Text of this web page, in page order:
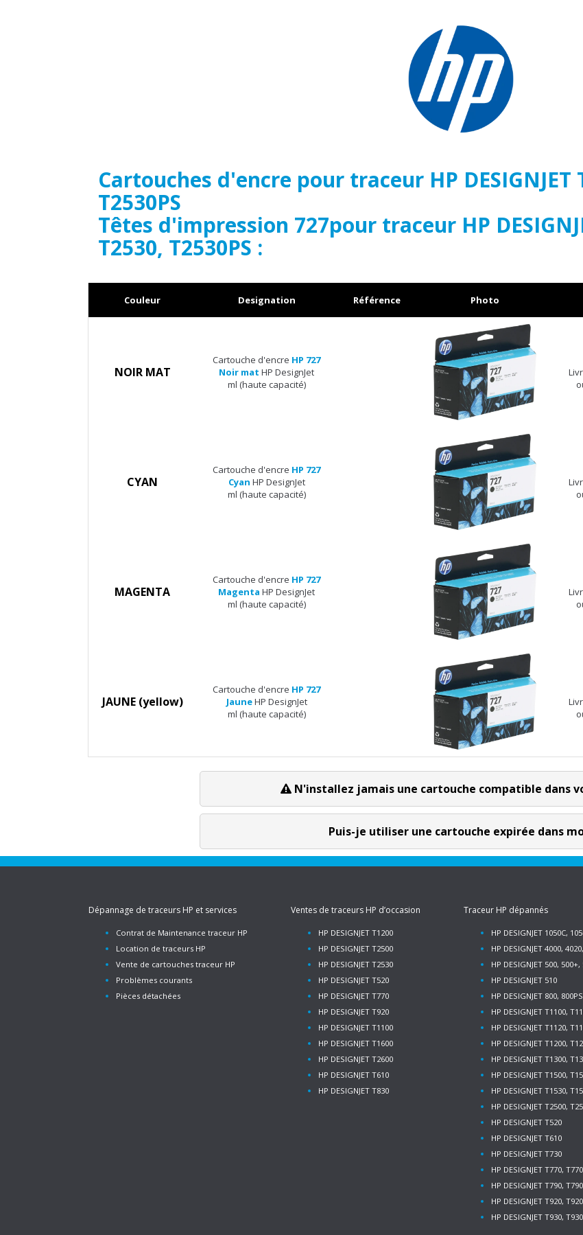
Cartouches d'encre pour traceur HP DESIGNJET
T2530PS
Têtes d'impression 727pour traceur HP
T2530, T2530PS :
Couleur Designation Référence Photo
NOIR MAT
Cartouche d'encre HP 727
Noir mat HP DesignJet
ml (haute capacité)
CYAN
Cartouche d'encre HP 727
Cyan HP DesignJet
ml (haute capacité)
MAGENTA
Cartouche d'encre HP 727
Magenta HP DesignJet
ml (haute capacité)
JAUNE (yellow)
Cartouche d'encre HP 727
JauneHP DesignJet
ml (haute capacité)
N'installez jamais une cartouche compatible dans
Puis-je utiliser une cartouche expirée dans
Dépannage de traceurs HP et services
Contrat de Maintenance traceur HP
Location de traceurs HP
Vente de cartouches traceur HP
Problèmes courants
Pièces détachées
Ventes de traceurs HP d’occasion
HP DESIGNJET T1200
HP DESIGNJET T2500
HP DESIGNJET T2530
HP DESIGNJET T520
HP DESIGNJET T770
HP DESIGNJET T920
HP DESIGNJET T1100
HP DESIGNJET T1600
HP DESIGNJET T2600
HP DESIGNJET T610
HP DESIGNJET T830
Traceur HP dépannés
HP DESIGNJET 1050C,
HP DESIGNJET 4000,
HP DESIGNJET 500, 500+,
HP DESIGNJET 510
HP DESIGNJET 800, 800PS
HP DESIGNJET T1100,
HP DESIGNJET T1120,
HP DESIGNJET T1200,
HP DESIGNJET T1300,
HP DESIGNJET T1500,
HP DESIGNJET T1530,
HP DESIGNJET T2500,
HP DESIGNJET T520
HP DESIGNJET T610
HP DESIGNJET T730
HP DESIGNJET T770,
HP DESIGNJET T790,
HP DESIGNJET T920,
HP DESIGNJET T930,